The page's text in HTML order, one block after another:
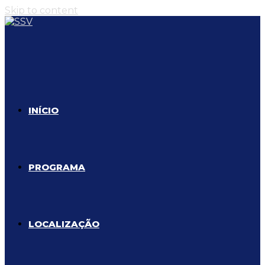
Skip to content
INÍCIO
PROGRAMA
LOCALIZAÇÃO